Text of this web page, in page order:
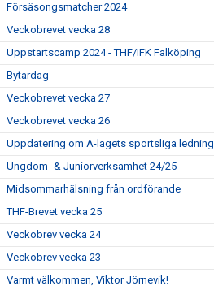
Försäsongsmatcher 2024
Veckobrevet vecka 28
Uppstartscamp 2024 - THF/IFK Falköping
Bytardag
Veckobrevet vecka 27
Veckobrevet vecka 26
Uppdatering om A-lagets sportsliga ledning
Ungdom- & Juniorverksamhet 24/25
Midsommarhälsning från ordförande
THF-Brevet vecka 25
Veckobrev vecka 24
Veckobrev vecka 23
Varmt välkommen, Viktor Jörnevik!